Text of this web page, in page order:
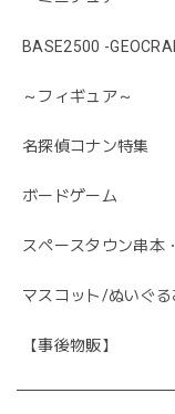
BASE2500 -
～フィギュア～
名探偵コナン特集
ボードゲーム
スペースタウン串本
マスコット/ぬいぐる
【事後物販】